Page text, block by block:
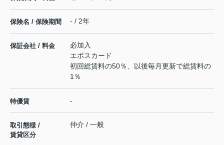
保険名 / 保険期間 - / 2年
保証会社 / 料金
必加入
エポスカード
初回総賃料の50％、以後毎月更新で総賃料の
1％
特優賃 -
取引態様 /
賃貸区分
仲介 / 一般